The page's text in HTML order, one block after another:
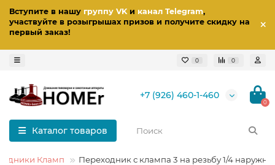
Вступите в нашу группу VKи канал Telegram,
участвуйте в розыгрышах призов и получите скидку на
первый заказ!
0 0
+7 (926) 460-1-460
0
Каталог товаров
Кламп Переходник с клампа 3 на резьбу 1/4